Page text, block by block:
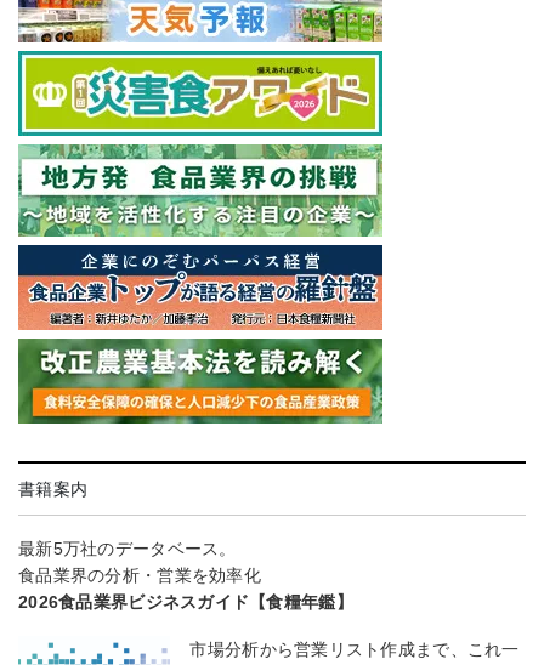
書籍案内
最新5万社のデータベース。
食品業界の分析・営業を効率化
2026食品業界ビジネスガイド【食糧年鑑】
市場分析から営業リスト作成まで、これ一